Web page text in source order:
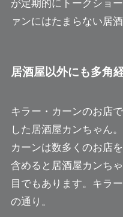
が定期的にトークショ
ァンにはたまらない居酒
居酒屋以外にも多角
キラー・カーンのお店
した居酒屋カンちゃん
カーンは数多くのお店
含めると居酒屋カンち
目でもあります。キラ
の通り。